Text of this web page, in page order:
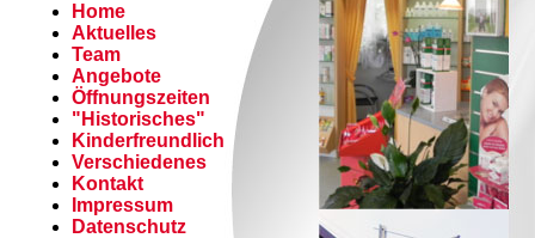
Home
Aktuelles
Team
Angebote
Öffnungszeiten
"Historisches"
Kinderfreundlich
Verschiedenes
Kontakt
Impressum
Datenschutz